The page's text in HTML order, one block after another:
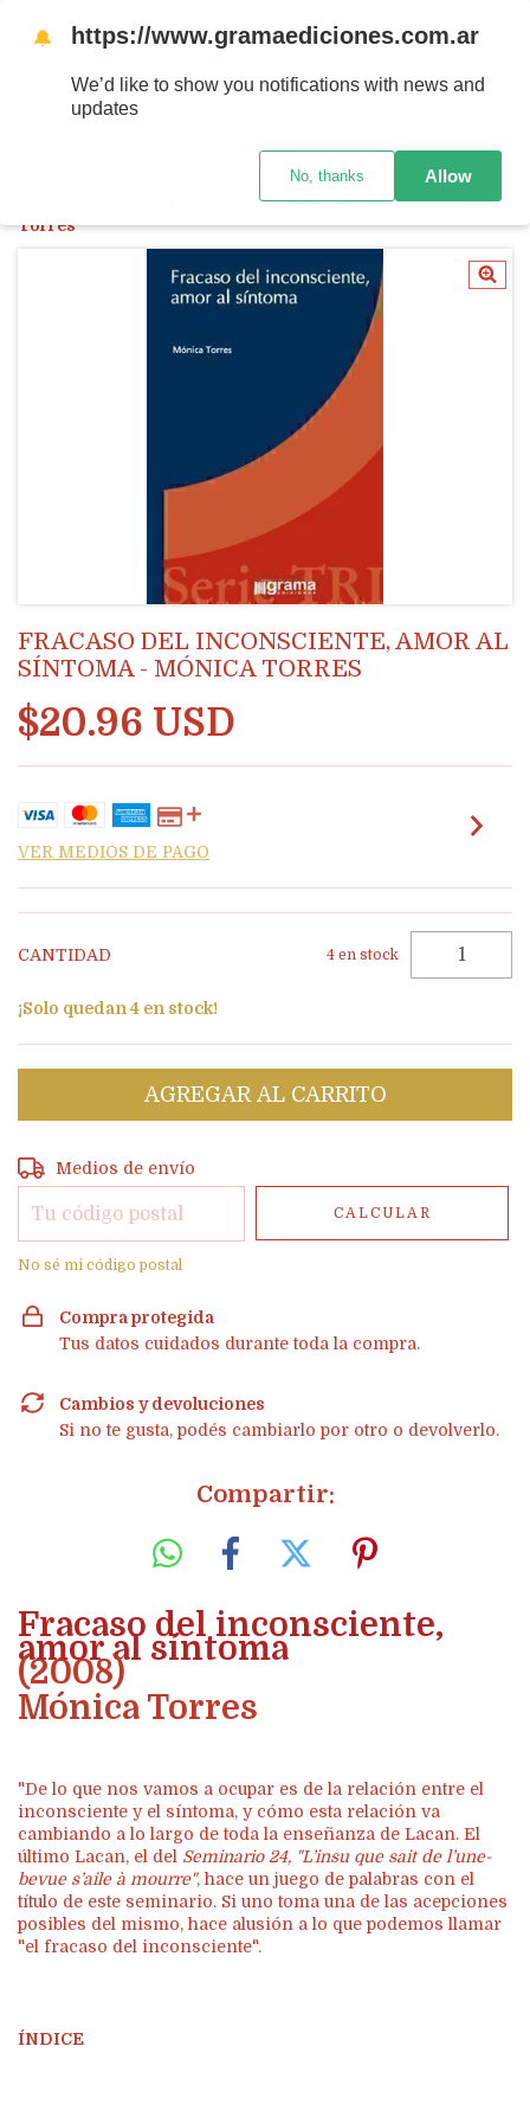
Fracaso del inconsciente, amor al síntoma - Mónica
Torres
FRACASO DEL INCONSCIENTE, AMOR AL
SÍNTOMA - MÓNICA TORRES
$20.96 USD
VER MEDIOS DE PAGO
CANTIDAD 4 en stock
¡Solo quedan4 en stock!
Entregas para el CP:
Medios de envío
CALCULAR
No sé mi código postal
Compra protegida
Tus datos cuidados durante toda la compra.
Cambios y devoluciones
Si no te gusta, podés cambiarlo por otro o devolverlo.
Compartir:
Fracaso del inconsciente,
amor al síntoma
(2008)
Mónica Torres
"De lo que nos vamos a ocupar es de la relación entre el
inconsciente y el síntoma, y cómo esta relación va
cambiando a lo largo de toda la enseñanza de Lacan. El
último Lacan, el del Seminario 24, "L’insu que sait de l’une-
bevue s’aile à mourre", hace un juego de palabras con el
título de este seminario. Si uno toma una de las acepciones
posibles del mismo, hace alusión a lo que podemos llamar
"el fracaso del inconsciente".
ÍNDICE
🔔 https://www.gramaediciones.com.ar
We’d like to show you notifications with news and
updates
No, thanks Allow